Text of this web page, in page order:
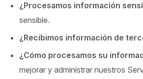
¿Procesamos información
sensible.
¿Recibimos información de
¿Cómo procesamos su
mejorar y administrar nuestros